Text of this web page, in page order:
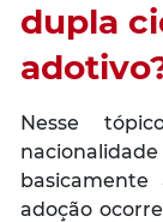
dupla
Nesse
adoção